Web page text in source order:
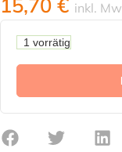
inkl.
1 vorrätig